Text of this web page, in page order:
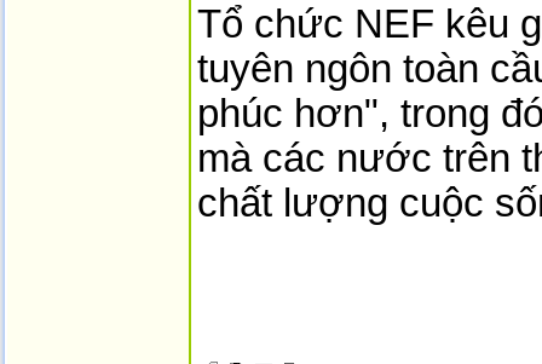
Tổ chức NEF kêu
tuyên ngôn toàn
phúc hơn", trong
mà các nước trên
chất lượng cuộc